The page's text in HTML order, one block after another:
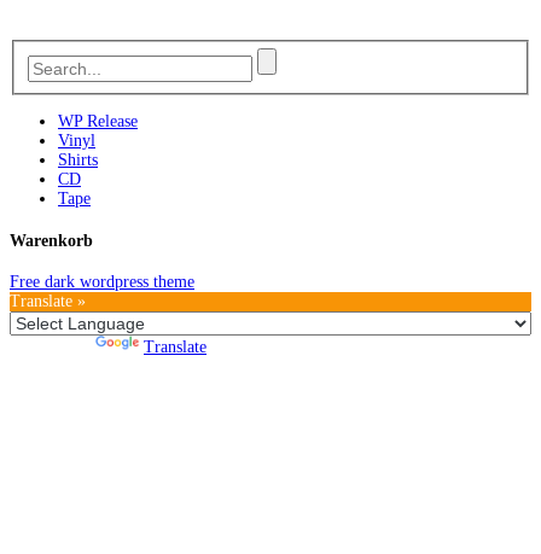
WP Release
Vinyl
Shirts
CD
Tape
Warenkorb
Free dark wordpress theme
Translate »
Translate